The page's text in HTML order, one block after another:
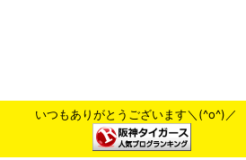
いつもありがとうございます＼(^o^)／